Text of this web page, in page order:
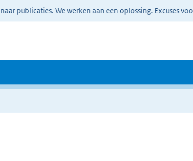
publicaties. We werken aan een oplossing. Excuses